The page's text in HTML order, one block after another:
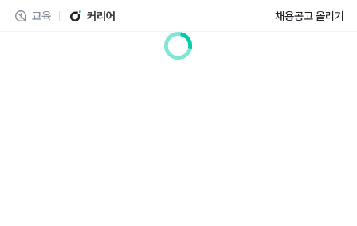
교육 커리어 채용공고 올리기